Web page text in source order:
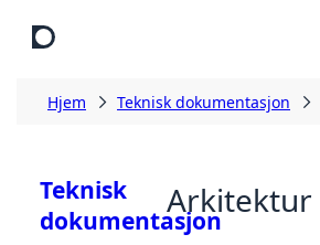
Hjem Teknisk dokumentasjon
Teknisk
dokumentasjon
Arkitektur